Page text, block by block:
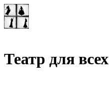
Театр для всех